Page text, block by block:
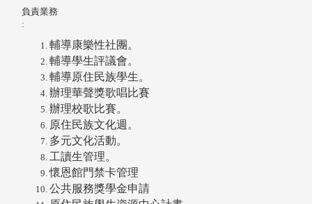
負責業務
:
輔導康樂性社團。
輔導學生評議會。
輔導原住民族學生。
辦理華聲獎歌唱比賽
辦理校歌比賽。
原住民族文化週。
多元文化活動。
工讀生管理。
懷恩館門禁卡管理
公共服務獎學金申請